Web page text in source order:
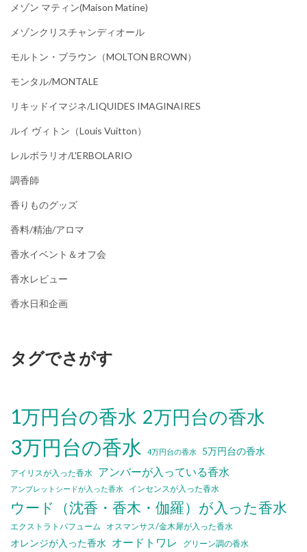
メゾン マティン(Maison Matine)
メゾンクリスチャンディオール
モルトン・ブラウン（MOLTON BROWN）
モンタル/MONTALE
リキッドイマジネ/LIQUIDES IMAGINAIRES
ルイ ヴィトン（Louis Vuitton）
レルボラリオ/L'ERBOLARIO
調香師
香りものグッズ
香料/精油/アロマ
香水イベント＆オフ会
香水レビュー
香水日和企画
タグでさがす
1万円台の香水 2万円台の香水
3万円台の香水 4万円台の香水 5万円台の香水
アイリスが入った香水 アンバーが入っている香水
アンブレットシードが入った香水 インセンスが入った香水
ウード（沈香・香木・伽羅）が入った香水
エクストラトパフューム オスマンサス/金木犀が入った香水
オレンジが入った香水 オードトワレ
グリーン調の香水